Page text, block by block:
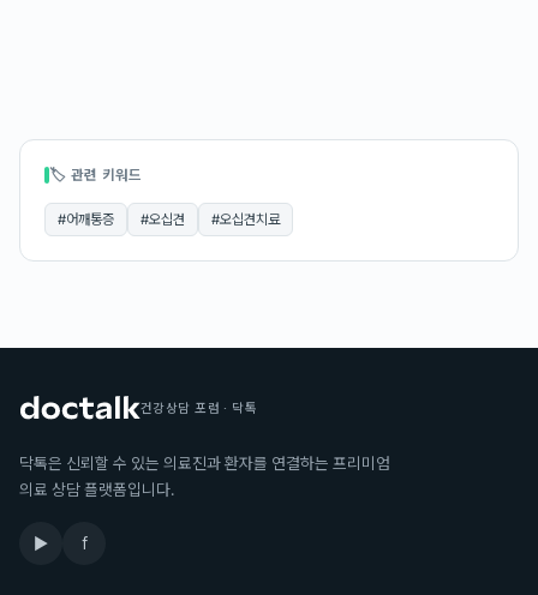
🏷 관련 키워드
#어깨통증 #오십견 #오십견치료
건강상담 포럼 · 닥톡
닥톡은 신뢰할 수 있는 의료진과 환자를 연결하는 프리미엄
의료 상담 플랫폼입니다.
▶ f